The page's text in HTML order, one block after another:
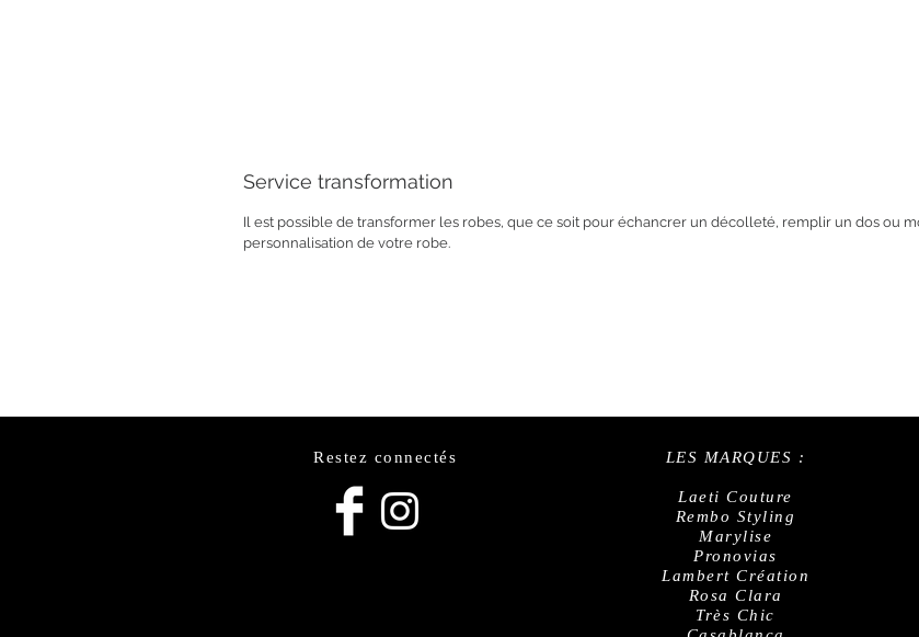
Service transformation
Il est possible de transformer les robes, que ce soit pour échancrer un décolleté, remplir un dos ou
personnalisation de votre robe.
Restez connectés LES MARQUES :
Laeti Couture
Rembo Styling
Marylise
Pronovias
Lambert Création
Rosa Clara
Très Chic